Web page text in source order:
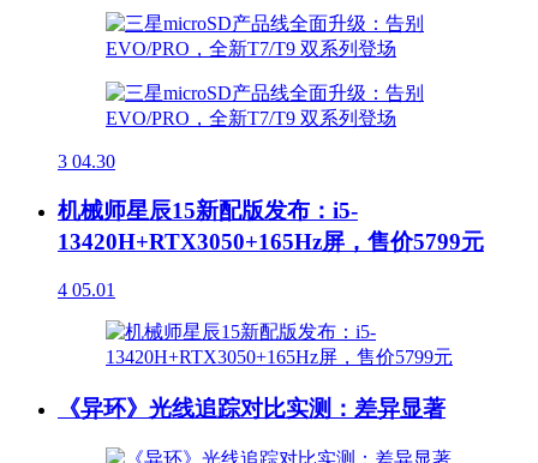
3 04.30
机械师星辰15新配版发布：i5-
13420H+RTX3050+165Hz屏，售价5799元
4 05.01
《异环》光线追踪对比实测：差异显著